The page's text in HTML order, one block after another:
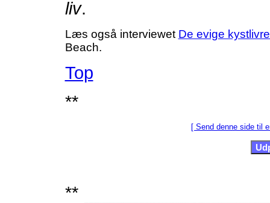
liv.
Læs også interviewet De evige
Beach.
Top
**
[ Send denne side til
**